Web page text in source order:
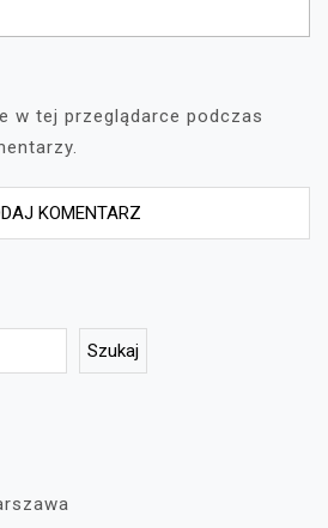
w tej przeglądarce podczas
Szukaj